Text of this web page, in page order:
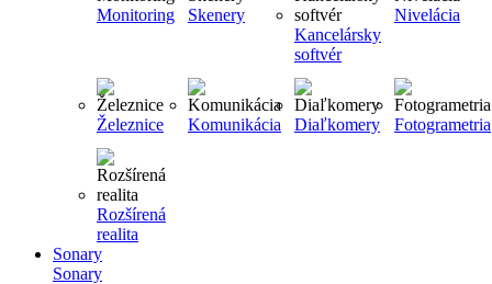
Monitoring
Skenery
Kancelársky
softvér
Nivelácia
Železnice Komunikácia Diaľkomery Fotogrametria
Rozšírená
realita
Sonary
Sonary